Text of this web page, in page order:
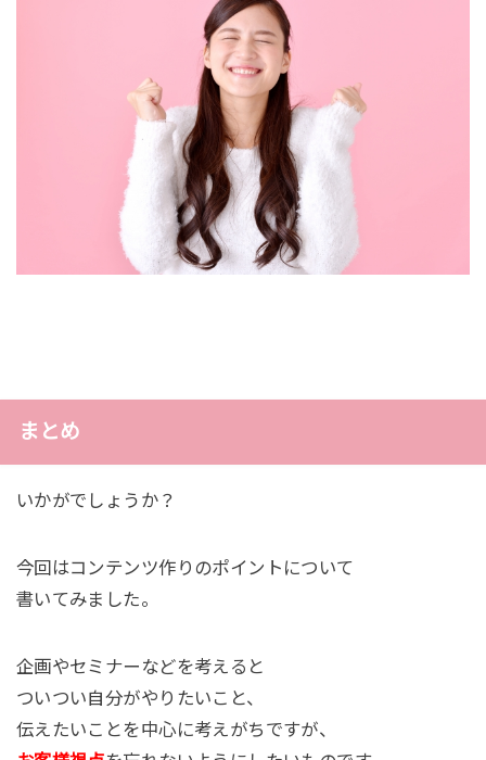
まとめ
いかがでしょうか？
今回はコンテンツ作りのポイントについて
書いてみました。
企画やセミナーなどを考えると
ついつい自分がやりたいこと、
伝えたいことを中心に考えがちですが、